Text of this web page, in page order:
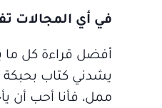
في أي المجالات
أفضل قراءة كل ما
يشدني كتاب
ممل، فأنا أحب أن